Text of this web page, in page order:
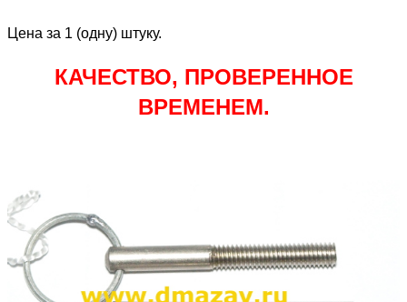
Цена за 1 (одну) штуку.
КАЧЕСТВО, ПРОВЕРЕННОЕ
ВРЕМЕНЕМ.